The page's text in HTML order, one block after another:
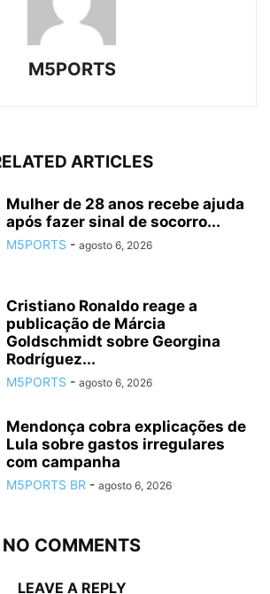
M5PORTS
ARTICLES
Mulher de 28 anos recebe ajuda
após fazer sinal de socorro...
M5PORTS - agosto 6, 2026
Cristiano Ronaldo reage a
publicação de Márcia
Goldschmidt sobre Georgina
Rodríguez...
M5PORTS - agosto 6, 2026
Mendonça cobra explicações de
Lula sobre gastos irregulares
com campanha
M5PORTS BR - agosto 6, 2026
NO COMMENTS
LEAVE A REPLY